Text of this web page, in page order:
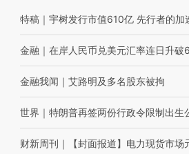
特稿 ｜ 宇树发行市值610亿 先行者的加
金融 ｜ 在岸人民币兑美元汇率连日升破
金融我闻 ｜ 艾路明及多名股东被拘
世界 ｜ 特朗普再签两份行政令限制出生
财新周刊 ｜ 【封面报道】电力现货市场